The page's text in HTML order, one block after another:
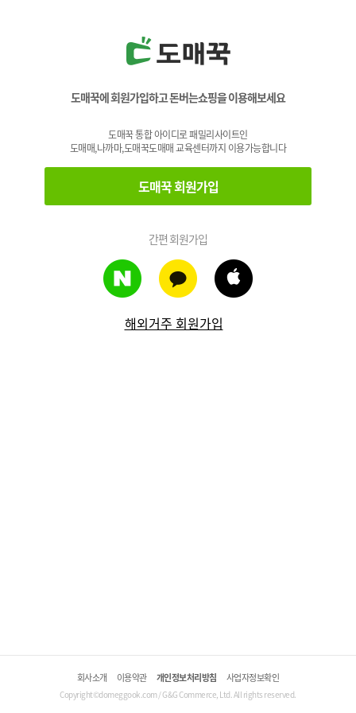
도매꾹에 회원가입하고 돈버는쇼핑을 이용해보세요
도매꾹 통합 아이디로 패밀리사이트인
도매매,나까마,도매꾹도매매 교육센터까지 이용가능합니다
도매꾹 회원가입
간편 회원가입
해외거주 회원가입
회사소개 이용약관 개인정보처리방침 사업자정보확인
Copyright©domeggook.com / G&G Commerce, Ltd. All rights reserved.